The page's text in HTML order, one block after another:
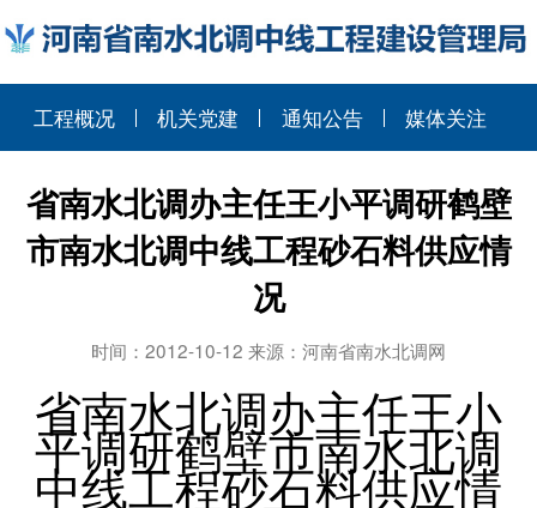
工程概况 机关党建 通知公告 媒体关注
省南水北调办主任王小平调研鹤壁
市南水北调中线工程砂石料供应情
况
时间：2012-10-12 来源：河南省南水北调网
省南水北调办主任王小
平调研鹤壁市南水北调
中线工程砂石料供应情